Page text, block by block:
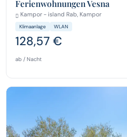
Ferienwohnungen Vesna
Kampor - island Rab, Kampor
Klimaanlage WLAN
128,57 €
ab / Nacht